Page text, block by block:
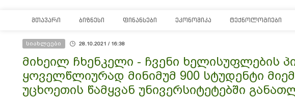
ᲛᲗᲐᲕᲐᲠᲘ ᲑᲘᲖᲜᲔᲡᲘ ᲤᲘᲜᲐᲜᲡᲔᲑᲘ ᲔᲙᲝᲜᲝᲛᲘᲙᲐ ᲢᲔᲥᲜᲝᲚᲝᲒᲘᲔᲑᲘ
სიახლეები 28.10.2021 / 16:38
მიხეილ ჩხენკელი - ჩვენი ხელისუფლების
ყოველწლიურად მინიმუმ 900 სტუდენტი
უცხოეთის წამყვან უნივერსიტეტებში